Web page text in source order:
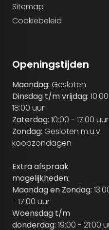
Sitemap
Cookiebeleid
Openingstijden
Maandag: Gesloten
Dinsdag t/m vrijdag:
18:00 uur
Zaterdag: 10:00 - 17:00 uur
Zondag: Gesloten m.u.v.
koopzondagen
Extra afspraak
mogelijkheden:
Maandag en Zondag:
- 17:00 uur
Woensdag t/m
donderdag: 19:00 - 21:00